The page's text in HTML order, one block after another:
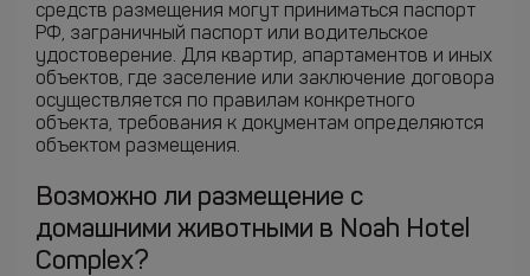
средств размещения могут приниматься паспорт
РФ, заграничный паспорт или водительское
удостоверение. Для квартир, апартаментов и иных
объектов, где заселение или заключение договора
осуществляется по правилам конкретного
объекта, требования к документам определяются
объектом размещения.
Возможно ли размещение с
домашними животными в Noah Hotel
Complex?